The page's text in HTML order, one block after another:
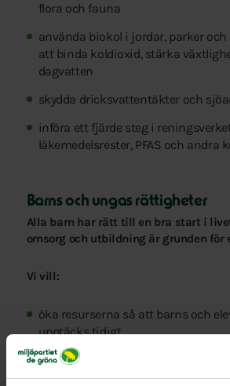
flora och fauna
använda biokol i jordar, parker
att binda koldioxid, stärka
dagvatten
skydda dricksvattentäkter och
införa ett fjärde steg i
läkemedelsrester, PFAS och andra
Barns och ungas rättigheter
Alla barn har rätt till en bra start i
omsorg och utbildning är grunden för
Vi vill:
öka resurserna så att barns och
upptäcks tidigt
satsa på elevhälsan för att